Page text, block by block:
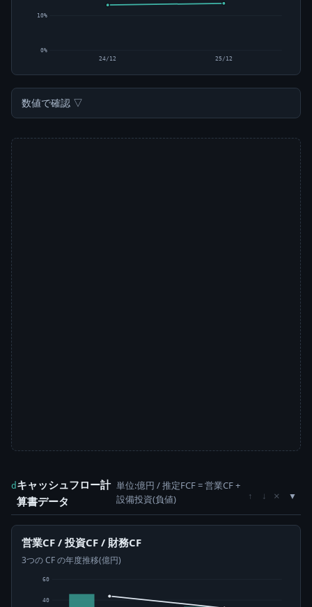
0%
10%
24/12 25/12
数値で確認 ▽
d キャッシュフロー計
算書データ
単位:億円 / 推定FCF = 営業CF +
設備投資(負値)
↑ ↓ ×
営業CF / 投資CF / 財務CF
3つの CF の年度推移(億円)
40
60